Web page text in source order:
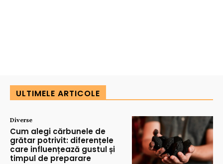
ULTIMELE ARTICOLE
Diverse
Cum alegi cărbunele de
grătar potrivit: diferențele
care influențează gustul și
timpul de preparare